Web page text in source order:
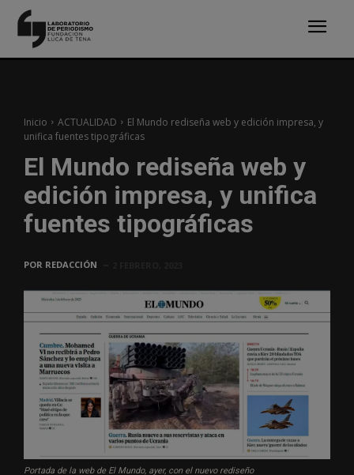
Inicio ACTUALIDAD
El Mundo rediseña web y edición impresa, y
unifica fuentes tipográficas
El Mundo rediseña web y
edición impresa, y unifica
fuentes tipográficas
POR REDACCIÓN
Portada de la web de El Mundo, ayer, con el nuevo rediseño